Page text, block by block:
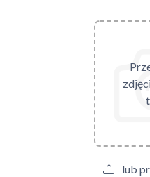
lub